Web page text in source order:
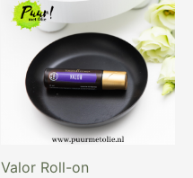
Valor Roll-on